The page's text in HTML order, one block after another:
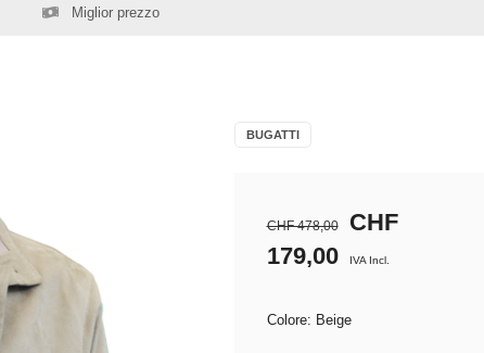
BUGATTI
CHF 478,00
CHF
179,00
IVA Incl.
Colore: Beige